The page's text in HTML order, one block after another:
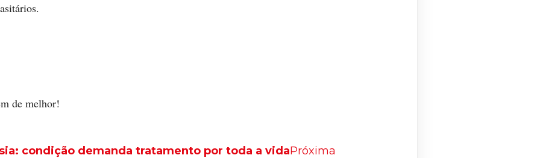
de melhor!
condição demanda tratamento por toda a vidaPróxima